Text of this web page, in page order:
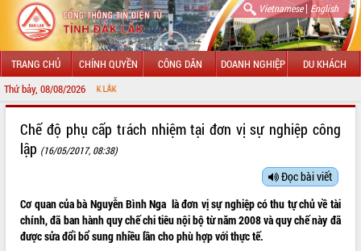
Vietnamese| English
TRANG CHỦ CHÍNH QUYỀN CÔNG DÂN DOANH NGHIỆP DU KHÁCH
Thứ bảy, 08/08/2026
LÃNH ĐẠO UBND TỈNH
SỞ, BAN, NGÀNH
Chế độ phụ cấp trách nhiệm tại đơn vị sự nghiệp công
lập (16/05/2017, 08:38)
Đọc bài viết
Cơ quan của bà Nguyễn Bình Nga là đơn vị sự nghiệp có thu tự chủ về tài
chính, đã ban hành quy chế chi tiêu nội bộ từ năm 2008 và quy chế này đã
được sửa đổi bổ sung nhiều lần cho phù hợp với thực tế.